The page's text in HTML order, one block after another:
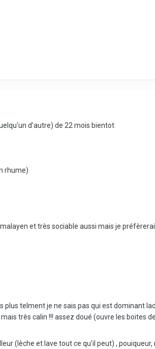
d'autre) de 22 mois bientot
rhume)
et très sociable aussi mais je
plus telment je ne sais pas qui est dominant
très calin !!! assez doué (ouvre les boites
(lèche et lave tout ce qu'il peut) , pouiqueur,